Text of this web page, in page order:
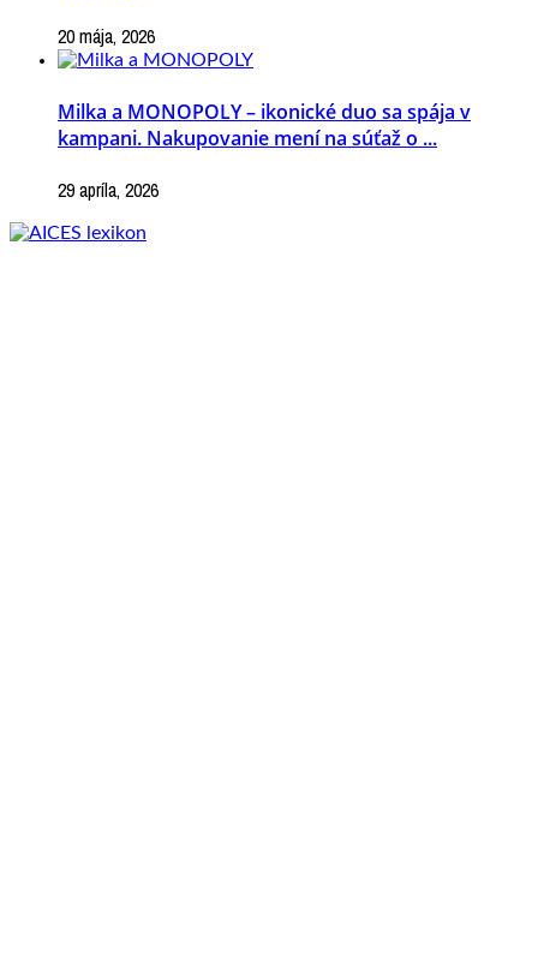
20 mája, 2026
Milka a MONOPOLY – ikonické duo sa spája v
kampani. Nakupovanie mení na súťaž o ...
29 apríla, 2026